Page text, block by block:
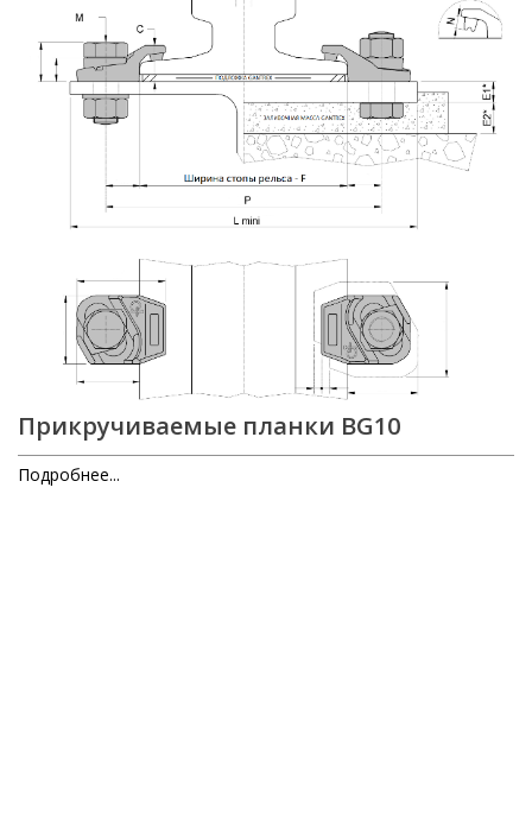
Прикручиваемые планки BG10
Подробнее...